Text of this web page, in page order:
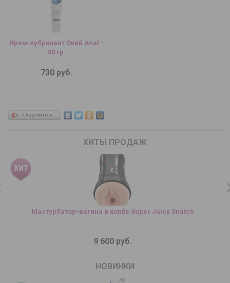
Крем-лубрикант Окей Anal -
50 гр.
730 руб.
Поделиться…
ХИТЫ ПРОДАЖ
Мастурбатор-вагина в колбе Super Juicy Snatch
9 600 руб.
НОВИНКИ